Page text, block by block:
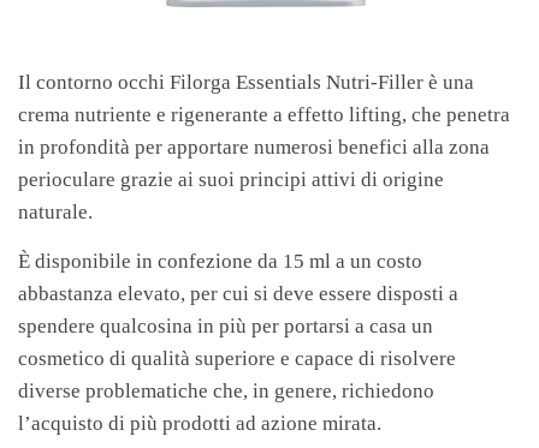
Il contorno occhi Filorga Essentials Nutri-Filler è una
crema nutriente e rigenerante a effetto lifting, che penetra
in profondità per apportare numerosi benefici alla zona
perioculare grazie ai suoi principi attivi di origine
naturale.
È disponibile in confezione da 15 ml a un costo
abbastanza elevato, per cui si deve essere disposti a
spendere qualcosina in più per portarsi a casa un
cosmetico di qualità superiore e capace di risolvere
diverse problematiche che, in genere, richiedono
l’acquisto di più prodotti ad azione mirata.